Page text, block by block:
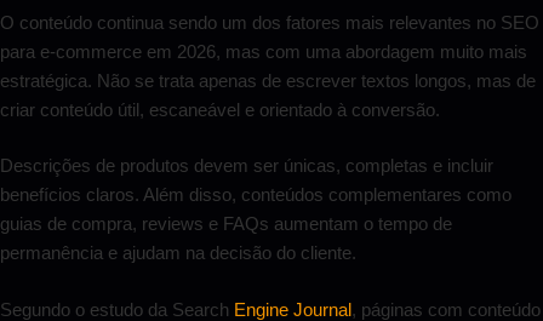
O conteúdo continua sendo um dos fatores mais relevantes no SEO
para e-commerce em 2026, mas com uma abordagem muito mais
estratégica. Não se trata apenas de escrever textos longos, mas de
criar conteúdo útil, escaneável e orientado à conversão.
Descrições de produtos devem ser únicas, completas e incluir
benefícios claros. Além disso, conteúdos complementares como
guias de compra, reviews e FAQs aumentam o tempo de
permanência e ajudam na decisão do cliente.
Segundo o estudo da Search Engine Journal, páginas com conteúdo